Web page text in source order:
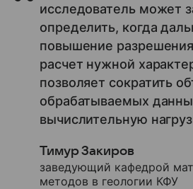
исследователь может
определить, когда
повышение
расчет нужной
позволяет сократить
обрабатываемых
вычислительную
Тимур Закиров
заведующий кафедрой
методов в геологии КФУ